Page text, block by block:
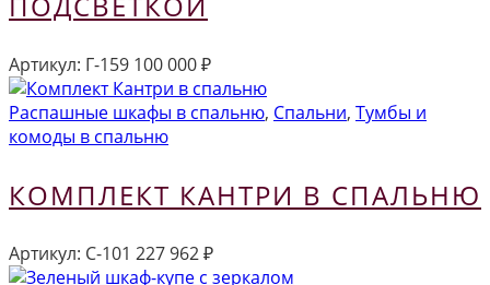
Артикул: Г-159 100 000₽
Распашные шкафы в спальню, Спальни, Тумбы и
комоды в спальню
КОМПЛЕКТ КАНТРИ В СПАЛЬНЮ
Артикул: С-101 227 962₽